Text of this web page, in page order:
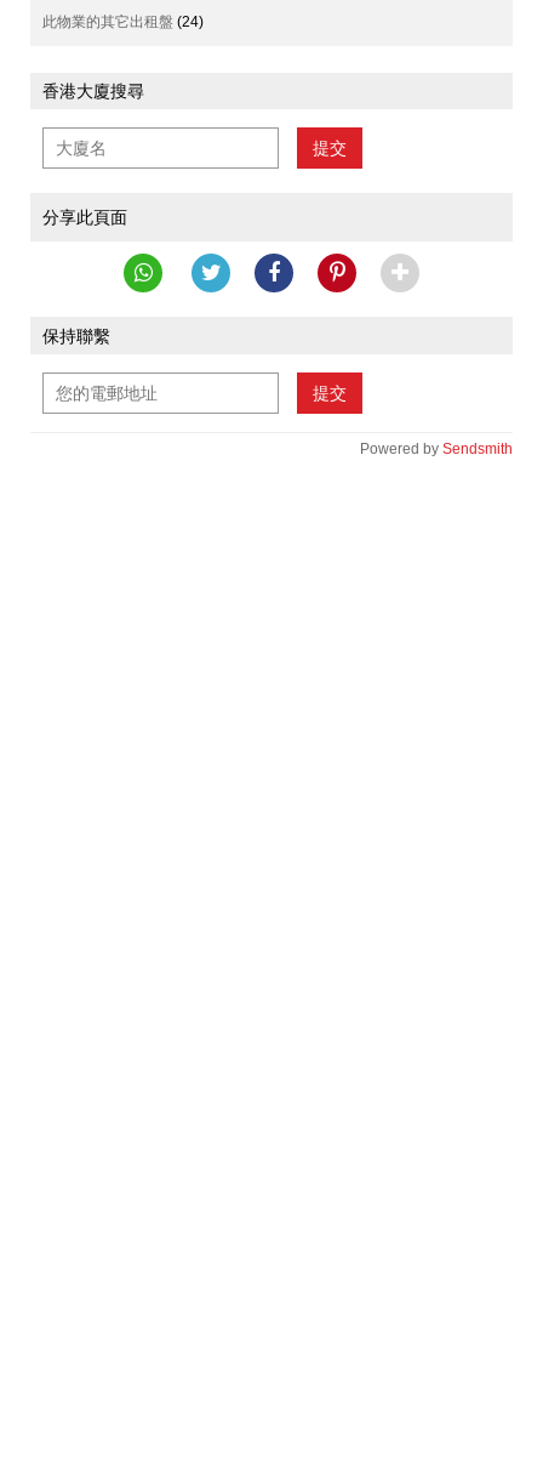
此物業的其它出租盤 (24)
香港大廈搜尋
提交
分享此頁面
保持聯繫
提交
Powered by Sendsmith